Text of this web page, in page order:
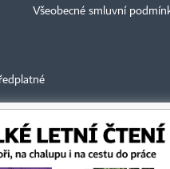
Všeobecné smluvní